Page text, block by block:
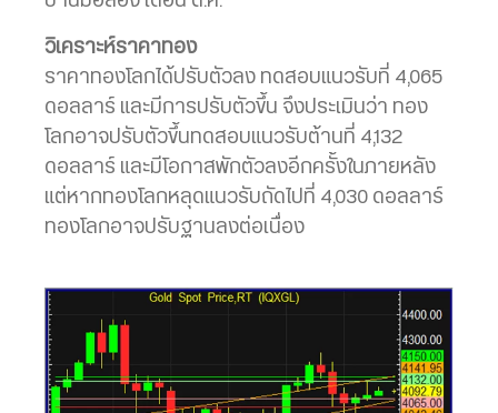
วิเคราะห์ราคาทอง
ราคาทองโลกได้ปรับตัวลง ทดสอบแนวรับที่ 4,065
ดอลลาร์ และมีการปรับตัวขึ้น จึงประเมินว่า ทอง
โลกอาจปรับตัวขึ้นทดสอบแนวรับต้านที่ 4,132
ดอลลาร์ และมีโอกาสพักตัวลงอีกครั้งในภายหลัง
แต่หากทองโลกหลุดแนวรับถัดไปที่ 4,030 ดอลลาร์
ทองโลกอาจปรับฐานลงต่อเนื่อง